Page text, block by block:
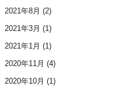
2021年8月 (2)
2021年3月 (1)
2021年1月 (1)
2020年11月 (4)
2020年10月 (1)